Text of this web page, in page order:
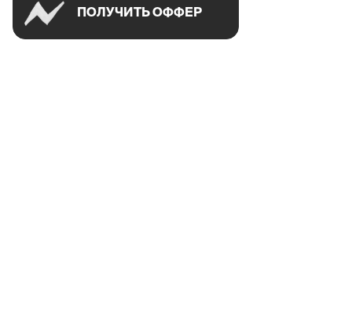
ПОЛУЧИТЬ ОФФЕР